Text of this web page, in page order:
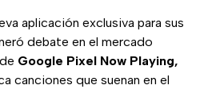
aplicación exclusiva para sus
debate en el mercado
Google Pixel Now Playing,
canciones que suenan en el